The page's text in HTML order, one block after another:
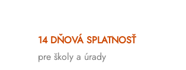
prvky
14 DŇOVÁ SPLATNOSŤ
pre školy a úrady